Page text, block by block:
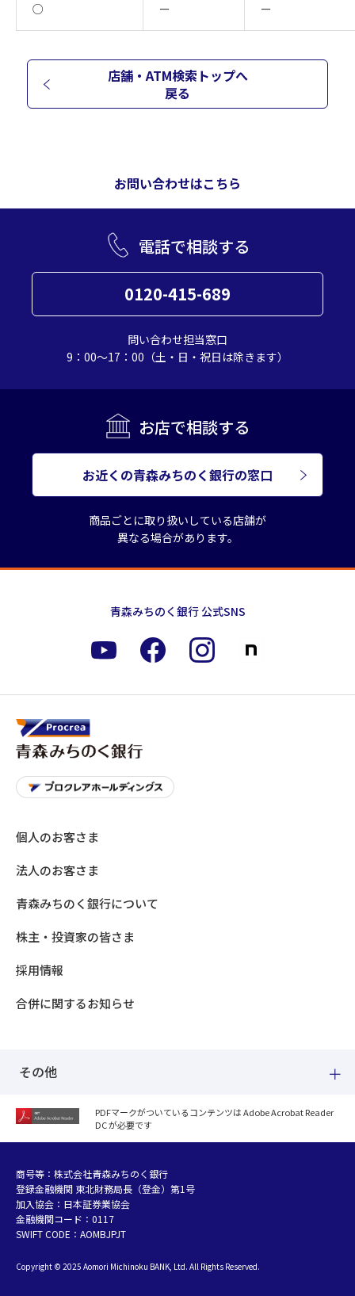
○ ー ー
店舗・ATM検索トップへ
戻る
お問い合わせはこちら
電話で相談する
0120-415-689
問い合わせ担当窓口
9：00～17：00（土・日・祝日は除きます）
お店で相談する
お近くの青森みちのく銀行の窓口
商品ごとに取り扱いしている店舗が
異なる場合があります。
青森みちのく銀行 公式SNS
個人のお客さま
法人のお客さま
青森みちのく銀行について
株主・投資家の皆さま
採用情報
合併に関するお知らせ
その他
紛失した場合
個人データおよび法人情報に関するグループ共同利用について
マネー・ローンダリング等及び金融犯罪の防止について
販売勧誘方針
お客さまの資産形成支援に向けた業務運営方針
金融円滑化への取組み
PDFマークがついているコンテンツは Adobe Acrobat Reader
DC が必要です
商号等：株式会社青森みちのく銀行
登録金融機関 東北財務局長（登金）第1号
加入協会：日本証券業協会
金融機関コード：0117
SWIFT CODE：AOMBJPJT
Copyright © 2025 Aomori Michinoku BANK, Ltd. All Rights Reserved.